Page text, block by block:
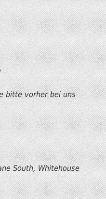
bitte vorher bei uns
South, Whitehouse